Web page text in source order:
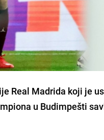
Real Madrida koji je
u Budimpešti